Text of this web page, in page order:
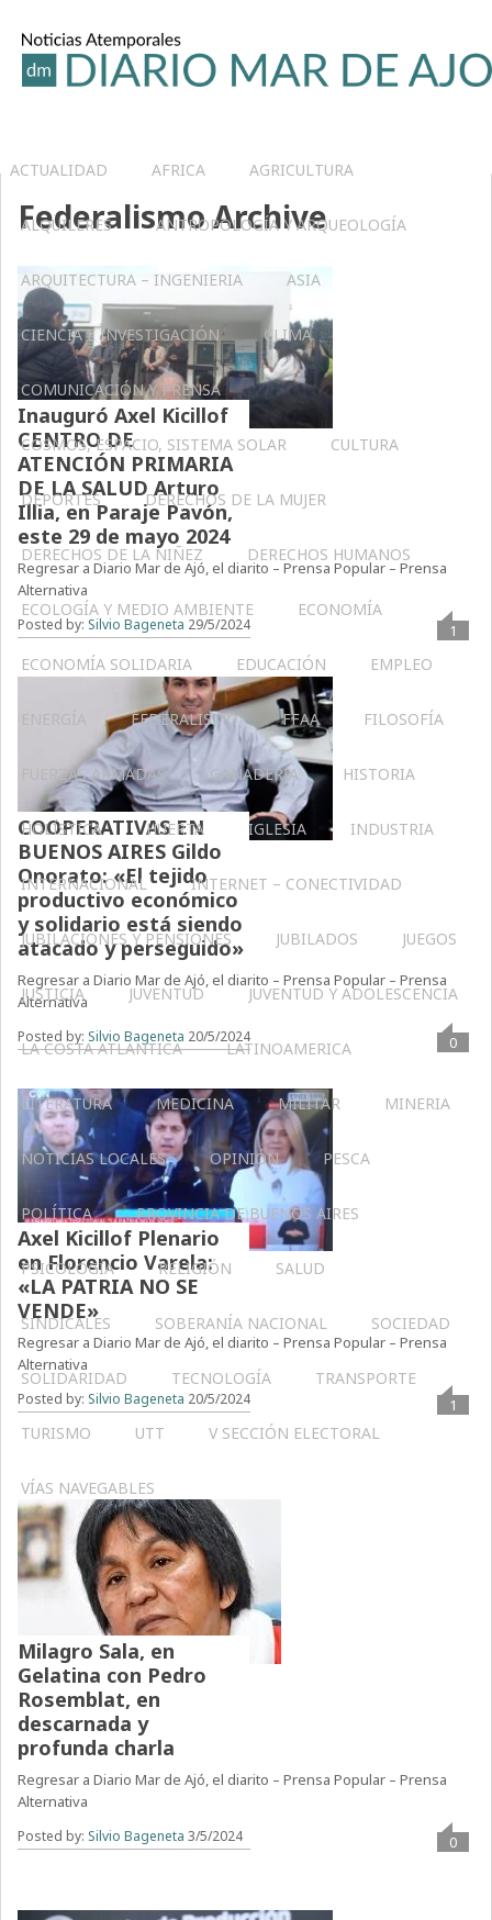
ACTUALIDAD AFRICA AGRICULTURA
ALQUILERES ANTROPOLOGÍA Y ARQUEOLOGÍA
ARQUITECTURA – INGENIERIA ASIA
CIENCIA E INVESTIGACIÓN CLIMA
COMUNICACIÓN Y PRENSA
COSMOS, ESPACIO, SISTEMA SOLAR CULTURA
DEPORTES DERECHOS DE LA MUJER
DERECHOS DE LA NIÑEZ DERECHOS HUMANOS
ECOLOGÍA Y MEDIO AMBIENTE ECONOMÍA
ECONOMÍA SOLIDARIA EDUCACIÓN EMPLEO
ENERGÍA FEDERALISMO FFAA FILOSOFÍA
FUERZAS ARMADAS GANADERIA HISTORIA
HOLÍSTICA HUERTA IGLESIA INDUSTRIA
INTERNACIONAL INTERNET – CONECTIVIDAD
JUBILACIONES Y PENSIONES JUBILADOS JUEGOS
JUSTICIA JUVENTUD JUVENTUD Y ADOLESCENCIA
LA COSTA ATLÁNTICA LATINOAMERICA
LITERATURA MEDICINA MILITAR MINERIA
NOTICIAS LOCALES OPINIÓN PESCA
POLÍTICA PROVINCIA DE BUENOS AIRES
PSICOLOGÍA RELIGIÓN SALUD
SINDICALES SOBERANÍA NACIONAL SOCIEDAD
SOLIDARIDAD TECNOLOGÍA TRANSPORTE
TURISMO UTT V SECCIÓN ELECTORAL
VÍAS NAVEGABLES
Federalismo Archive
Inauguró Axel Kicillof
CENTRO DE
ATENCIÓN PRIMARIA
DE LA SALUD Arturo
Illia, en Paraje Pavón,
este 29 de mayo 2024
Regresar a Diario Mar de Ajó, el diarito – Prensa Popular – Prensa
Alternativa
Posted by: Silvio Bageneta 29/5/2024 1
COOPERATIVAS EN
BUENOS AIRES Gildo
Onorato: «El tejido
productivo económico
y solidario está siendo
atacado y perseguido»
Regresar a Diario Mar de Ajó, el diarito – Prensa Popular – Prensa
Alternativa
Posted by: Silvio Bageneta 20/5/2024 0
Axel Kicillof Plenario
en Florencio Varela:
«LA PATRIA NO SE
VENDE»
Regresar a Diario Mar de Ajó, el diarito – Prensa Popular – Prensa
Alternativa
Posted by: Silvio Bageneta 20/5/2024 1
Milagro Sala, en
Gelatina con Pedro
Rosemblat, en
descarnada y
profunda charla
Regresar a Diario Mar de Ajó, el diarito – Prensa Popular – Prensa
Alternativa
Posted by: Silvio Bageneta 3/5/2024 0